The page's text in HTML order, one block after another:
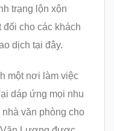
trạng lộn xộn
đối cho các khách
dịch tại đây.
một nơi làm việc
dáp ứng mọi nhu
văn phòng cho